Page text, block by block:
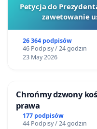
Petycja do
zawetowanie
26 364 podpisów
46 Podpisy / 24 godzin
23 May 2026
Chrońmy dzwony
prawa
177 podpisów
44 Podpisy / 24 godzin